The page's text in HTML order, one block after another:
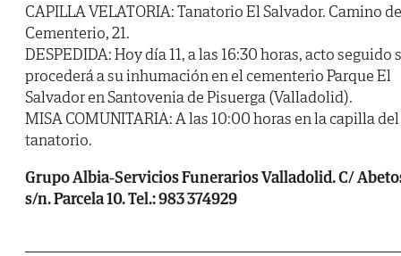
CAPILLA VELATORIA: Tanatorio El Salvador. Camino
Cementerio, 21.
DESPEDIDA: Hoy día 11, a las 16:30 horas, acto seguido
procederá a su inhumación en el cementerio Parque El
Salvador en Santovenia de Pisuerga (Valladolid).
MISA COMUNITARIA: A las 10:00 horas en la capilla del
tanatorio.
Grupo Albia-Servicios Funerarios Valladolid. C/
s/n. Parcela 10. Tel.: 983 374929